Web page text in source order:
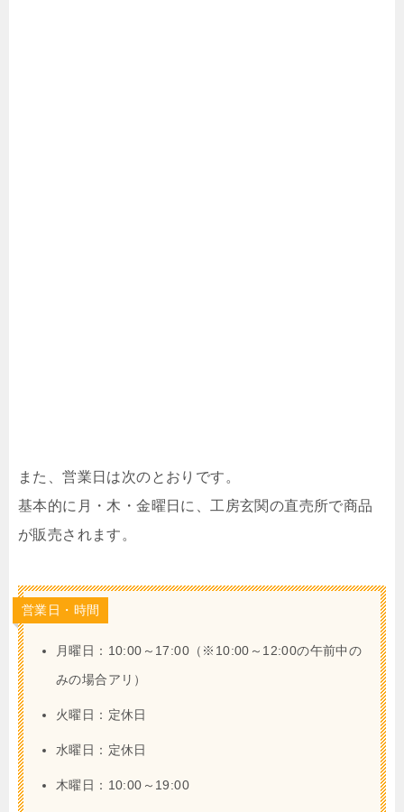
また、営業日は次のとおりです。
基本的に月・木・金曜日に、工房玄関の直売所で商品
が販売されます。
営業日・時間
月曜日：10:00～17:00（※10:00～12:00の午前中の
みの場合アリ）
火曜日：定休日
水曜日：定休日
木曜日：10:00～19:00